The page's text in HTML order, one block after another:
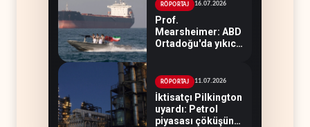
RÖPORTAJ 16.07.2026
Prof.
Mearsheimer: ABD
Ortadoğu'da yıkıcı
RÖPORTAJ 11.07.2026
İktisatçı Pilkington
uyardı: Petrol
piyasası çöküşün